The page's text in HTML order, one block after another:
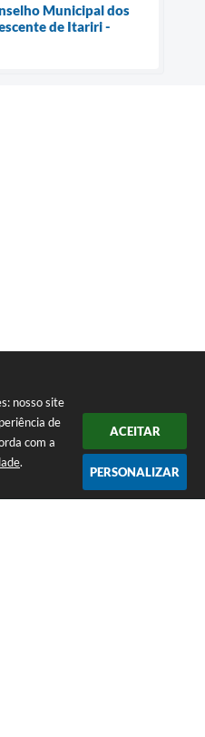
nosso site
de
com a
.
ACEITAR
PERSONALIZAR
Municipal dos
de Itariri -